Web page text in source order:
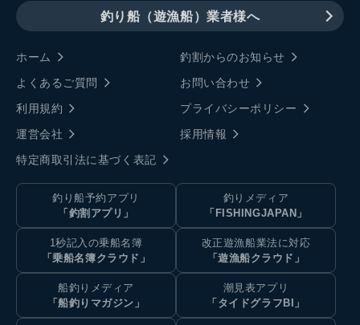
釣り船（遊漁船）業者様へ
ホーム
釣割からのお知らせ
よくあるご質問
お問い合わせ
利用規約
プライバシーポリシー
運営会社
採用情報
特定商取引法に基づく表記
釣り船予約アプリ
「釣割アプリ」
釣りメディア
「FISHINGJAPAN」
1秒記入の乗船名簿
「乗船名簿クラウド」
改正遊漁船業法に対応
「遊漁船クラウド」
船釣りメディア
「船釣りマガジン」
潮見表アプリ
「タイドグラフBI」